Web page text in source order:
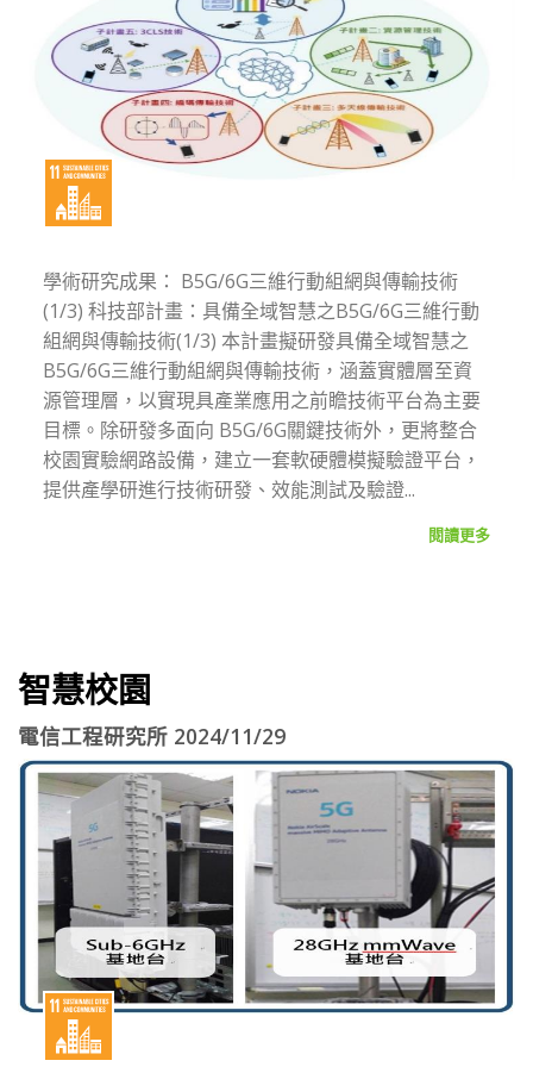
學術研究成果： B5G/6G三維行動組網與傳輸技術
(1/3) 科技部計畫：具備全域智慧之B5G/6G三維行動
組網與傳輸技術(1/3) 本計畫擬研發具備全域智慧之
B5G/6G三維行動組網與傳輸技術，涵蓋實體層至資
源管理層，以實現具產業應用之前瞻技術平台為主要
目標。除研發多面向 B5G/6G關鍵技術外，更將整合
校園實驗網路設備，建立一套軟硬體模擬驗證平台，
提供產學研進行技術研發、效能測試及驗證...
閱讀更多
智慧校園
電信工程研究所 2024/11/29